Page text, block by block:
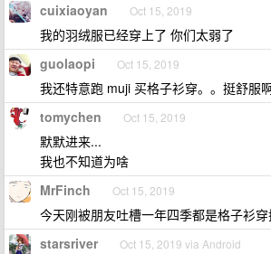
cuixiaoyan Oct 15, 2019
我的羽绒服已经穿上了 你们太弱了
guolaopi Oct 15, 2019
我还特意跑 muji 买格子衫穿。。挺舒服
tomychen Oct 15, 2019
默默进来...
我也不知道为啥
MrFinch Oct 15, 2019
今天刚被朋友吐槽一年四季都是格子衫
starsriver Oct 15, 2019 via Android